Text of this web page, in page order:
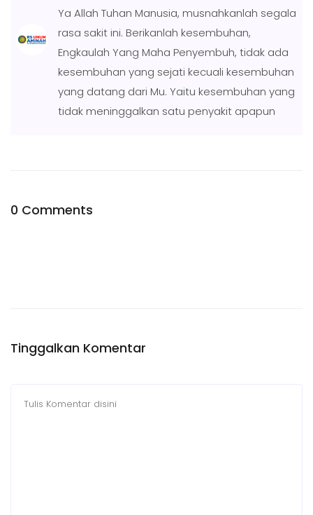
Ya Allah Tuhan Manusia, musnahkanlah segala
rasa sakit ini. Berikanlah kesembuhan,
Engkaulah Yang Maha Penyembuh, tidak ada
kesembuhan yang sejati kecuali kesembuhan
yang datang dari Mu. Yaitu kesembuhan yang
tidak meninggalkan satu penyakit apapun
0 Comments
Tinggalkan Komentar